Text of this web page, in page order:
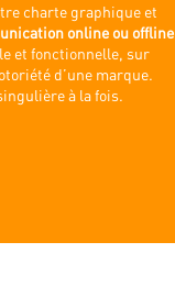
charte graphique et
online ou offline
et fonctionnelle, sur
d’une marque.
à la fois.